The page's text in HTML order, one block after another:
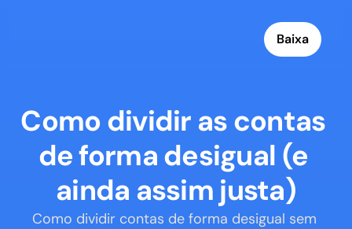
Baixa
Como dividir as contas
de forma desigual (e
ainda assim justa)
Como dividir contas de forma desigual sem